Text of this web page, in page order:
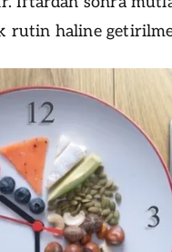
rutin haline